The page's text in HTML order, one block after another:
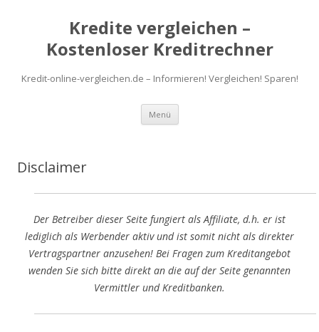
Kredite vergleichen –
Kostenloser Kreditrechner
Kredit-online-vergleichen.de – Informieren! Vergleichen! Sparen!
Menü Zum
springen
Disclaimer
Der Betreiber dieser Seite fungiert als Affiliate, d.h. er ist
lediglich als Werbender aktiv und ist somit nicht als direkter
Vertragspartner anzusehen! Bei Fragen zum Kreditangebot
wenden Sie sich bitte direkt an die auf der Seite genannten
Vermittler und Kreditbanken.